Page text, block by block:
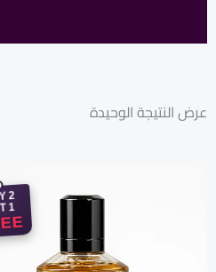
عرض النتيجة الوحيدة
2
1 هو:
1.600,00 EGP.
الحالي
هو:
EGP.